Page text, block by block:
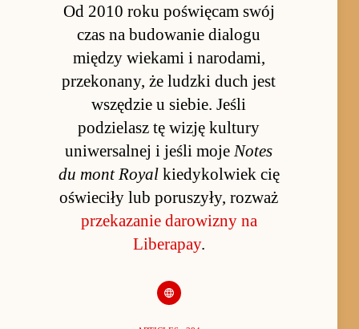
Od 2010 roku poświęcam swój
czas na budowanie dialogu
między wiekami i narodami,
przekonany, że ludzki duch jest
wszędzie u siebie. Jeśli
podzielasz tę wizję kultury
uniwersalnej i jeśli moje Notes
du mont Royalkiedykolwiek cię
oświeciły lub poruszyły, rozważ
przekazanie darowizny na
Liberapay.